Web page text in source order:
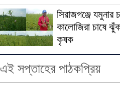
সিরাজগঞ্জে যমুনার
কালোজিরা চাষে
কৃষক
এই সপ্তাহের পাঠকপ্রিয়